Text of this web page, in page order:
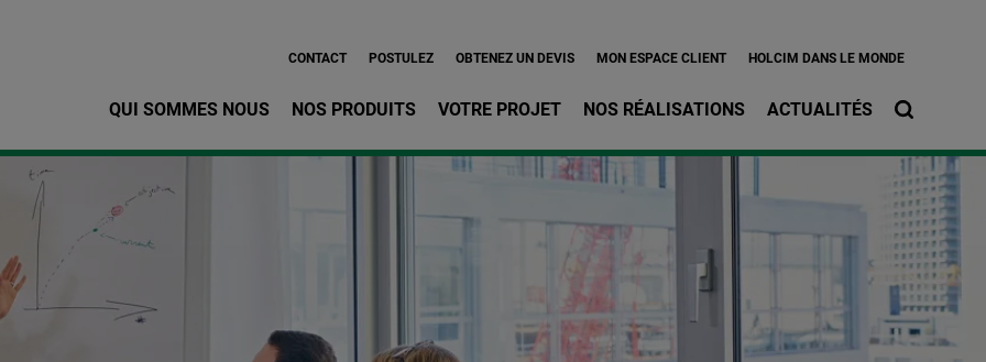
CONTACT POSTULEZ OBTENEZ UN DEVIS MON ESPACE CLIENT HOLCIM DANS LE MONDE
QUI SOMMES NOUS NOS PRODUITS VOTRE PROJET NOS RÉALISATIONS ACTUALITÉS